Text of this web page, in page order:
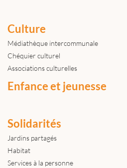
Culture
Médiathèque intercommunale
Chéquier culturel
Associations culturelles
Enfance et jeunesse
Solidarités
Jardins partagés
Habitat
Services à la personne